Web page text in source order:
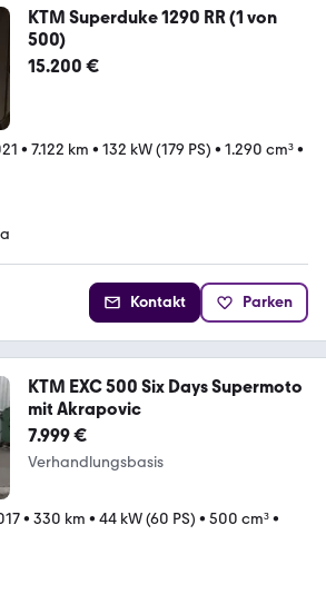
KTM Superduke 1290 RR (1 von
500)
15.200 €
• 7.122 km • 132 kW (179 PS) • 1.290 cm³•
Kontakt Parken
KTM EXC 500 Six Days Supermoto
mit Akrapovic
7.999 €
Verhandlungsbasis
• 330 km • 44 kW (60 PS) • 500 cm³•